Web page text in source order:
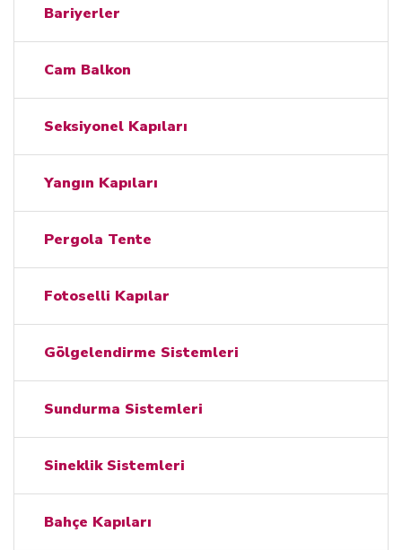
Bariyerler
Cam Balkon
Seksiyonel Kapıları
Yangın Kapıları
Pergola Tente
Fotoselli Kapılar
Gölgelendirme Sistemleri
Sundurma Sistemleri
Sineklik Sistemleri
Bahçe Kapıları